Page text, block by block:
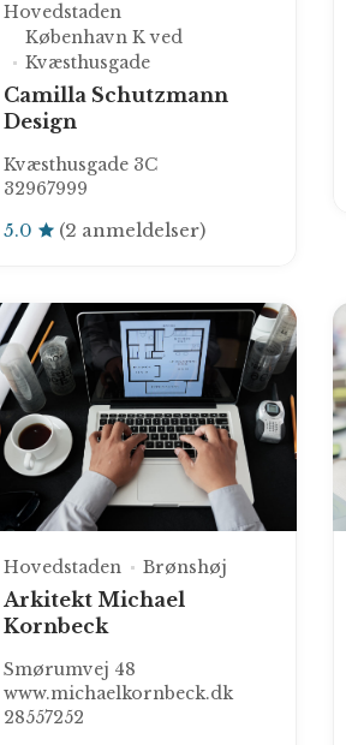
Hovedstaden
København K ved
Kvæsthusgade
Camilla Schutzmann
Design
Kvæsthusgade 3C
32967999
5.0 (2 anmeldelser)
Hovedstaden Brønshøj
Arkitekt Michael
Kornbeck
Smørumvej 48
www.michaelkornbeck.dk
28557252